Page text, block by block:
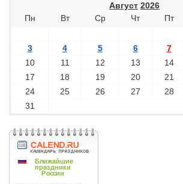
Август 2026
Пн
Вт Ср Чт Пт
3
4 5 6 7
10
11 12 13 14
17
18 19 20 21
24
25 26 27 28
31